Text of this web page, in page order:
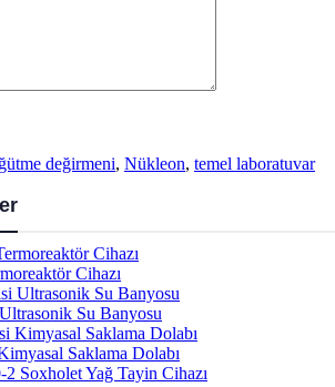
değirmeni, Nükleon, temel laboratuvar
Cihazı
Su Banyosu
Saklama Dolabı